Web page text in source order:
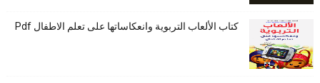
كتاب الألعاب التربوية وانعكاساتها على تعلم الاطفال Pdf